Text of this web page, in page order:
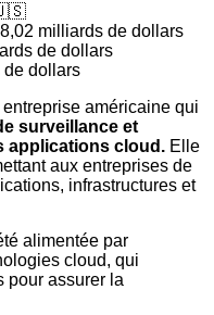
🇺🇸
milliards de dollars
de dollars
de dollars
américaine qui
surveillance et
applications cloud. Elle
aux entreprises de
infrastructures et
alimentée par
cloud, qui
pour assurer la